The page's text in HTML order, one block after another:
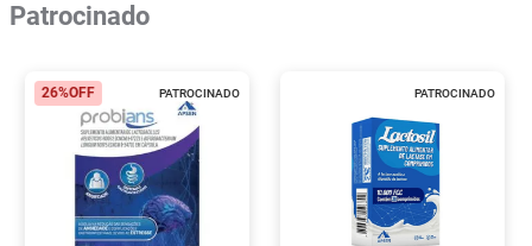
Patrocinado
PATROCINADO
26%OFF PATROCINADO